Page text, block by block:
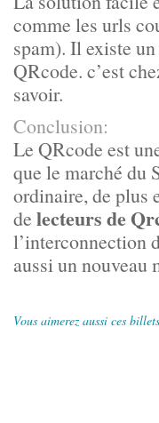
comme les urls
spam). Il existe
QRcode. c’est
savoir.
Conclusion:
Le QRcode est
que le marché du
ordinaire, de plus
de lecteurs de
l’interconnection
aussi un nouveau
Vous aimerez aussi ces